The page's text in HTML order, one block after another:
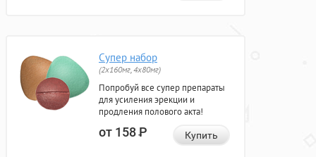
Супер набор
(2х160мг, 4х80мг)
Попробуй все супер препараты
для усиления эрекции и
продления полового акта!
от 158Р Купить